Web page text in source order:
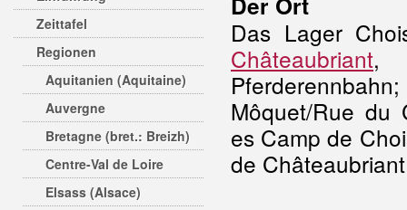
Zeittafel
Regionen
Aquitanien (Aquitaine)
Auvergne
Bretagne (bret.: Breizh)
Centre-Val de Loire
Elsass (Alsace)
Das Lager
Châteaubriant,
Môquet/Rue du
es Camp de
de